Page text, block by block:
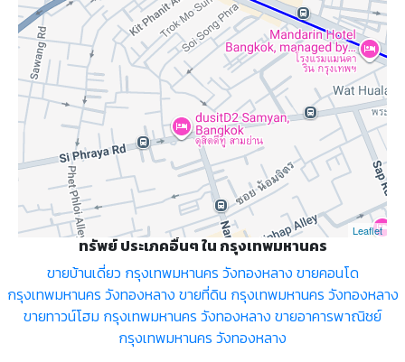
Leaflet
ทรัพย์ ประเภคอื่นๆ ใน กรุงเทพมหานคร
ขายบ้านเดี่ยว กรุงเทพมหานคร วังทองหลาง ขายคอนโด
กรุงเทพมหานคร วังทองหลาง ขายที่ดิน กรุงเทพมหานคร วังทองหลาง
ขายทาวน์โฮม กรุงเทพมหานคร วังทองหลาง ขายอาคารพาณิชย์
กรุงเทพมหานคร วังทองหลาง